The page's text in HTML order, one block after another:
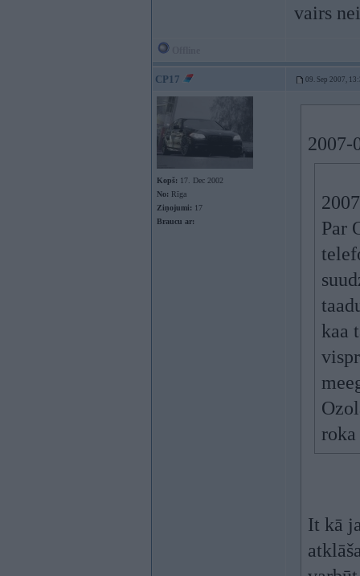
vairs
CP17 09. Sep 2007,
Kopš: 17. Dec 2002
No: Rīga
Ziņojumi: 17
Braucu ar:
2007-
Par
kaa
It kā